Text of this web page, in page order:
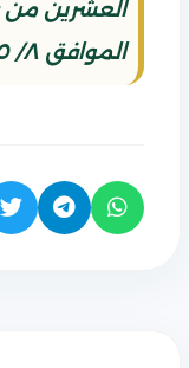
الموافق ٨/ ٥/ ٢٠٢٦ في جامع براثا ببغداد